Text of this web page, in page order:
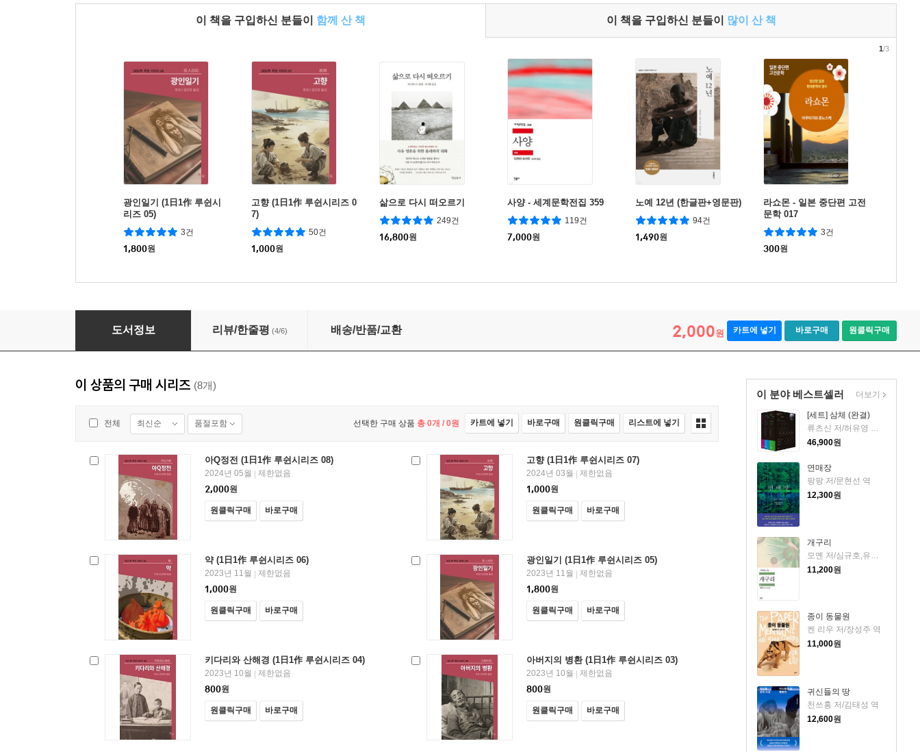
이 책을 구입하신 분들이 함께 산 책 이 책을 구입하신 분들이 많이 산 책
광인일기 (1日1作 루쉰시
리즈 05)
3건
1,800원
고향 (1日1作 루쉰시리즈 0
7)
50건
1,000원
삶으로 다시 떠오르기
249건
16,800원
사양 - 세계문학전집 359
119건
7,000원
노예 12년 (한글판+영문판)
94건
1,490원
라쇼몬 - 일본 중단편 고전
문학 017
3건
300원
1/3
아Q정전 (1日1作 루쉰시리즈 08)
도서정보 리뷰/한줄평 (4/6) 배송/반품/교환 2,000원 카트에 넣기 바로구매 원클릭구매
이 분야 베스트셀러
[세트] 삼체 (완결)
46,900원
연매장
팡팡 저/문현선 역
12,300원
개구리
모옌 저/심규호,유소영 공역
11,200원
종이 동물원
켄 리우 저/장성주 역
11,000원
귀신들의 땅
천쓰홍 저/김태성 역
12,600원
더보기
이 상품의 구매 시리즈 (8개)
전체 최신순 품절포함 선택한 구매 상품 총 0개 / 0원 카트에 넣기 바로구매 원클릭구매 리스트에 넣기
아Q정전 (1日1作 루쉰시리즈 08)
2024년 05월 | 제한없음
2,000원
원클릭구매 바로구매
고향 (1日1作 루쉰시리즈 07)
2024년 03월 | 제한없음
1,000원
원클릭구매 바로구매
약 (1日1作 루쉰시리즈 06)
2023년 11월 | 제한없음
1,000원
원클릭구매 바로구매
광인일기 (1日1作 루쉰시리즈 05)
2023년 11월 | 제한없음
1,800원
원클릭구매 바로구매
키다리와 산해경 (1日1作 루쉰시리즈 04)
2023년 10월 | 제한없음
800원
원클릭구매 바로구매
아버지의 병환 (1日1作 루쉰시리즈 03)
2023년 10월 | 제한없음
800원
원클릭구매 바로구매